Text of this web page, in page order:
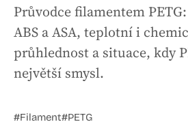
Průvodce filamentem
ABS a ASA, teplotní i
průhlednost a situace, kdy
největší smysl.
#Filament#PETG